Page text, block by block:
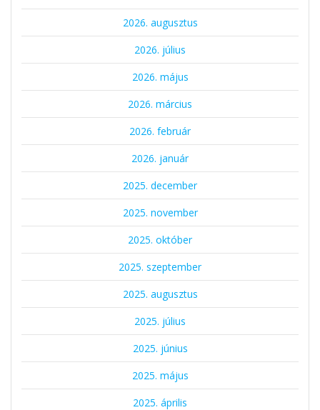
2026. augusztus
2026. július
2026. május
2026. március
2026. február
2026. január
2025. december
2025. november
2025. október
2025. szeptember
2025. augusztus
2025. július
2025. június
2025. május
2025. április